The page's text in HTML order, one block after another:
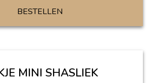
BESTELLEN
MINI SHASLIEK